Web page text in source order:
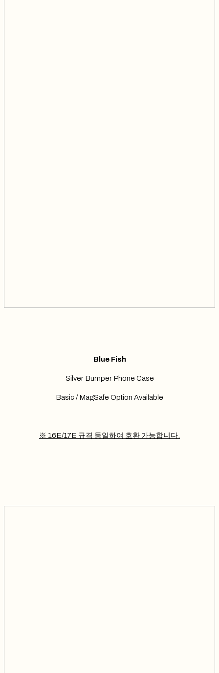
Blue Fish
Silver Bumper Phone Case
Basic / MagSafe Option Available
※ 16E/17E 규격 동일하여 호환 가능합니다.